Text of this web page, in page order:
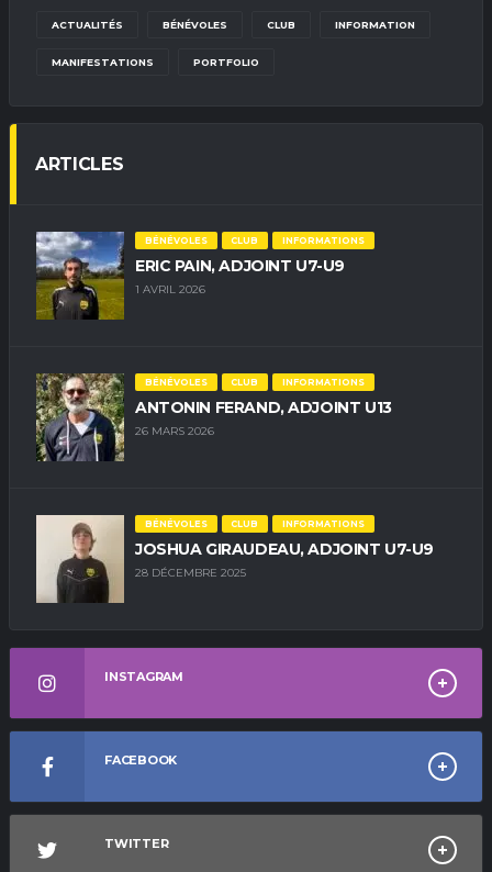
ACTUALITÉS BÉNÉVOLES CLUB INFORMATION
MANIFESTATIONS PORTFOLIO
ARTICLES
BÉNÉVOLES CLUB INFORMATIONS
ERIC PAIN, ADJOINT U7-U9
1 AVRIL 2026
BÉNÉVOLES CLUB INFORMATIONS
ANTONIN FERAND, ADJOINT U13
26 MARS 2026
BÉNÉVOLES CLUB INFORMATIONS
JOSHUA GIRAUDEAU, ADJOINT U7-U9
28 DÉCEMBRE 2025
INSTAGRAM
FACEBOOK
TWITTER